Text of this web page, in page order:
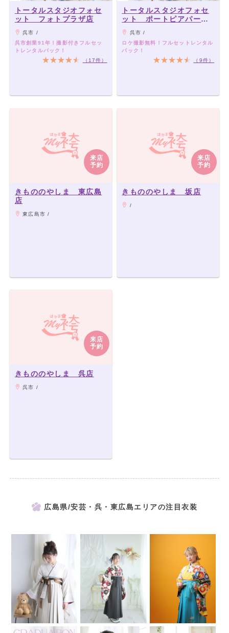
トータルスタジオフォセ
ット フォトプラザ店
呉市 /
呉市創業91年！撮影付きフルセッ
トレンタルパック！
（17件）
トータルスタジオフォセ
ット ポートピアパーク
店
呉市 /
ロケ撮影無料！フルセットレンタル
パック！
（9件）
来店
予約
きもののやしま 東広島
店
東広島市 /
来店
予約
きもののやしま 坂店
/
来店
予約
きもののやしま 呉店
呉市 /
広島県/安芸・呉・東広島エリアの注目衣装